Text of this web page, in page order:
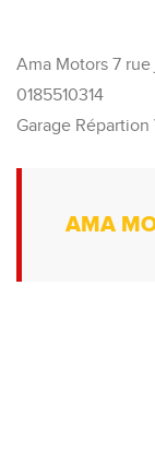
Ama Motors 7
0185510314
Garage
AMA